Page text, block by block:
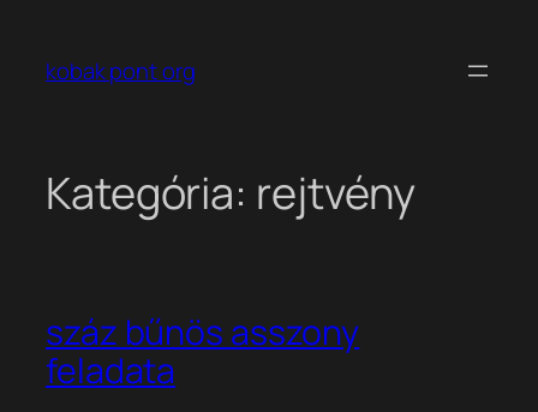
tartalomhoz
kobak pont org
Kategória: rejtvény
száz bűnös asszony
feladata